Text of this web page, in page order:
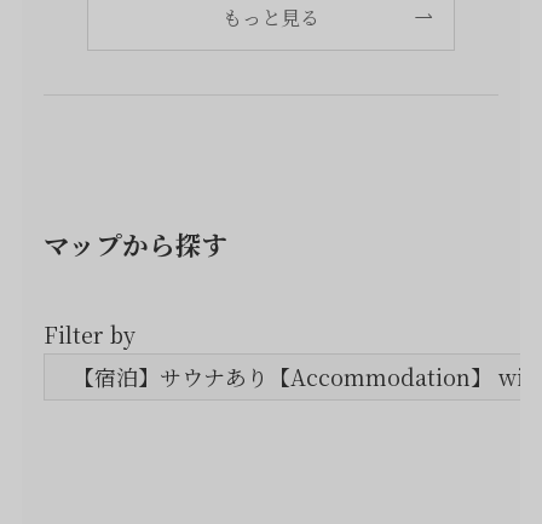
もっと見る
マップから探す
Filter by